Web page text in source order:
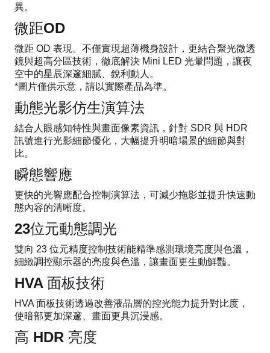
異。
微距OD
微距 OD 表現。不僅實現超薄機身設計，更結合聚光微透
鏡與超高分區技術，徹底解決 Mini LED 光暈問題，讓夜
空中的星辰深邃細膩、銳利動人。
*圖片僅供示意，請以實際產品為準。
動態光影仿生演算法
結合人眼感知特性與畫面像素資訊，針對 SDR 與 HDR
訊號進行光影細節優化，大幅提升明暗場景的細節與對
比。
瞬態響應
更快的光響應配合控制演算法，可減少拖影並提升快速動
態內容的清晰度。
23位元動態調光
雙向 23 位元精度控制技術能精準感測環境亮度與色溫，
細緻調控顯示器的亮度與色溫，讓畫面更生動鮮豔。
HVA 面板技術
HVA 面板技術透過改善液晶層的控光能力提升對比度，
使暗部更加深邃、畫面更具沉浸感。
高 HDR 亮度